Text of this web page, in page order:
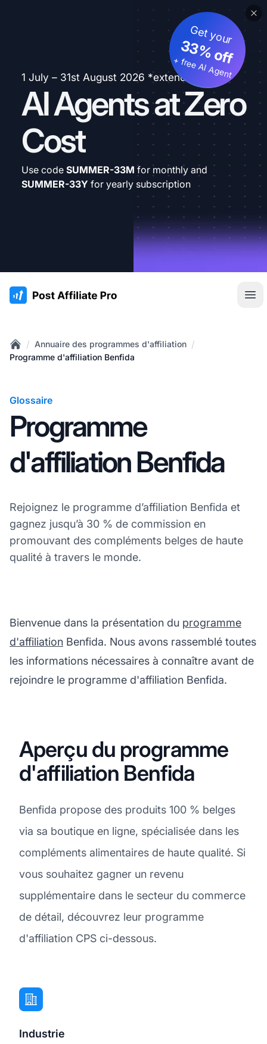
1 July – 31st August 2026 *extended
AI Agents at Zero
Cost
Get your
33% off
+ free AI Agent
Use code SUMMER-33M for monthly and
SUMMER-33Y for yearly subscription
:site.title
Home
/ Annuaire des programmes d'affiliation /
Programme d'affiliation Benfida
Glossaire
Programme
d'affiliation Benfida
Rejoignez le programme d’affiliation Benfida et
gagnez jusqu’à 30 % de commission en
promouvant des compléments belges de haute
qualité à travers le monde.
Bienvenue dans la présentation du programme
d'affiliation Benfida. Nous avons rassemblé toutes
les informations nécessaires à connaître avant de
rejoindre le programme d'affiliation Benfida.
Aperçu du programme
d'affiliation Benfida
Benfida propose des produits 100 % belges
via sa boutique en ligne, spécialisée dans les
compléments alimentaires de haute qualité. Si
vous souhaitez gagner un revenu
supplémentaire dans le secteur du commerce
de détail, découvrez leur programme
d'affiliation CPS ci-dessous.
Industrie